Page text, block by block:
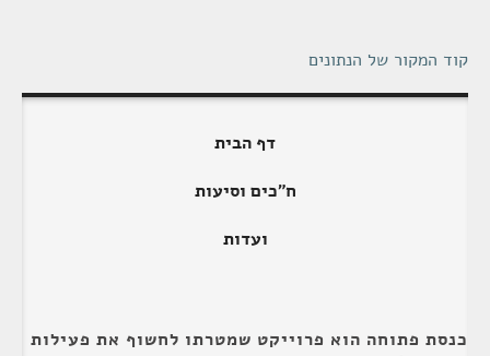
קוד המקור של הנתונים
דף הבית
ח"כים וסיעות
ועדות
כנסת פתוחה הוא פרוייקט שמטרתו לחשוף את פעילות